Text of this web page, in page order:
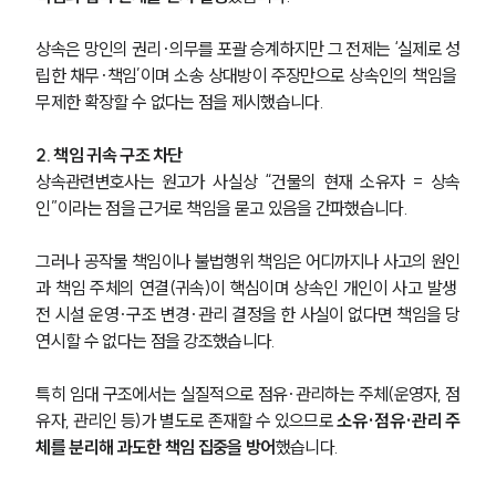
상속은 망인의 권리·의무를 포괄 승계하지만 그 전제는 ‘실제로 성
립한 채무·책임’이며 소송 상대방이 주장만으로 상속인의 책임을
무제한 확장할 수 없다는 점을 제시했습니다.
2. 책임 귀속 구조 차단
상속관련변호사는 원고가 사실상 “건물의 현재 소유자 = 상속
인”이라는 점을 근거로 책임을 묻고 있음을 간파했습니다.
그러나 공작물 책임이나 불법행위 책임은 어디까지나 사고의 원인
과 책임 주체의 연결(귀속)이 핵심이며 상속인 개인이 사고 발생
전 시설 운영·구조 변경·관리 결정을 한 사실이 없다면 책임을 당
연시할 수 없다는 점을 강조했습니다.
특히 임대 구조에서는 실질적으로 점유·관리하는 주체(운영자, 점
유자, 관리인 등)가 별도로 존재할 수 있으므로 소유·점유·관리 주
체를 분리해 과도한 책임 집중을 방어했습니다.